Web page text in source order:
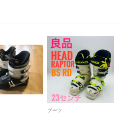
了承下さい。
発送です。
っては購入後に、
もございます。予めご了承ください。
ポストやコンパクト便となります。
ントいただけましたら対応可能です。
ブーツ